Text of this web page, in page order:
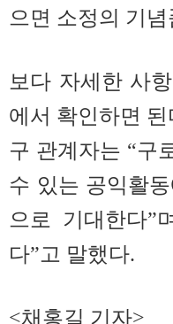
으면 소정의 기
보다 자세한 사
에서 확인하면 된
구 관계자는 “구
수 있는 공익활
으로 기대한다”
다”고 말했다.
<채홍길 기자>